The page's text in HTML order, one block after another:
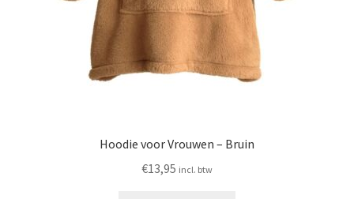
Hoodie voor Vrouwen – Bruin
€13,95 incl. btw